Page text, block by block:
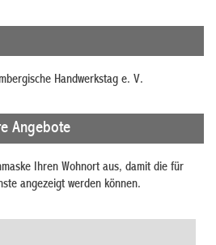
Handwerkstag e. V.
Angebote
Ihren Wohnort aus, damit die für
angezeigt werden können.